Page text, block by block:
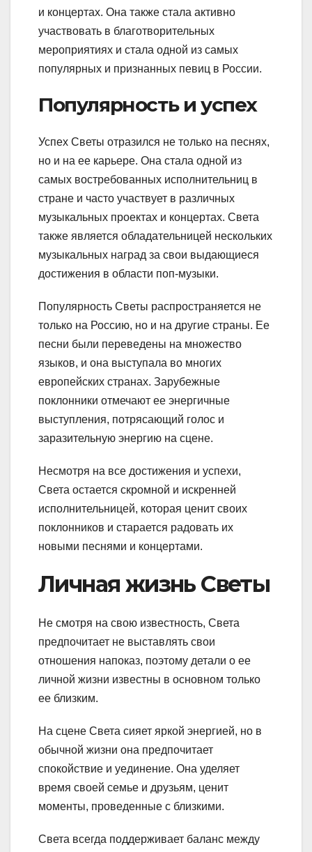
и концертах. Она также стала активно
участвовать в благотворительных
мероприятиях и стала одной из самых
популярных и признанных певиц в России.
Популярность и успех
Успех Светы отразился не только на песнях,
но и на ее карьере. Она стала одной из
самых востребованных исполнительниц в
стране и часто участвует в различных
музыкальных проектах и концертах. Света
также является обладательницей нескольких
музыкальных наград за свои выдающиеся
достижения в области поп-музыки.
Популярность Светы распространяется не
только на Россию, но и на другие страны. Ее
песни были переведены на множество
языков, и она выступала во многих
европейских странах. Зарубежные
поклонники отмечают ее энергичные
выступления, потрясающий голос и
заразительную энергию на сцене.
Несмотря на все достижения и успехи,
Света остается скромной и искренней
исполнительницей, которая ценит своих
поклонников и старается радовать их
новыми песнями и концертами.
Личная жизнь Светы
Не смотря на свою известность, Света
предпочитает не выставлять свои
отношения напоказ, поэтому детали о ее
личной жизни известны в основном только
ее близким.
На сцене Света сияет яркой энергией, но в
обычной жизни она предпочитает
спокойствие и уединение. Она уделяет
время своей семье и друзьям, ценит
моменты, проведенные с близкими.
Света всегда поддерживает баланс между